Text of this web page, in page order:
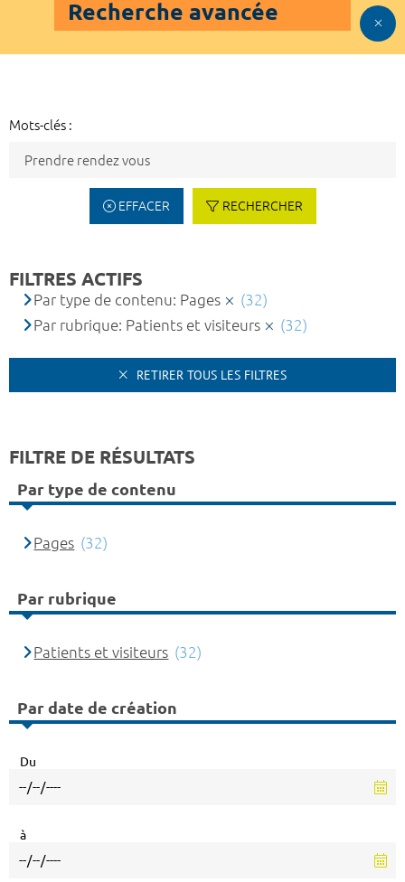
Recherche avancée
Mots-clés :
EFFACER RECHERCHER
FILTRES ACTIFS
Par type de contenu: Pages
(32)
Par rubrique: Patients et visiteurs
(32)
RETIRER TOUS LES FILTRES
FILTRE DE RÉSULTATS
Par type de contenu
Pages (32)
Par rubrique
Patients et visiteurs (32)
Par date de création
Du
à